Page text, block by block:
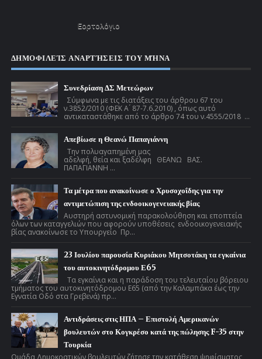
Εορτολόγιο
ΔΗΜΟΦΙΛΕΊΣ ΑΝΑΡΤΉΣΕΙΣ ΤΟΥ ΜΉΝΑ
Συνεδρίαση ΔΣ Μετεώρων
Σύμφωνα με τις διατάξεις του άρθρου 67 του
ν.3852/2010 (ΦΕΚ Α ́ 87-7.6.2010) , όπως αυτό
αντικαταστάθηκε από το άρθρο 74 του ν.4555/2018 ...
Απεβίωσε η Θεανώ Παπαγιάννη
Την πολυαγαπημένη μας
αδελφή, θεία και ξαδέλφη ΘΕΑΝΩ ΒΑΣ.
ΠΑΠΑΓΙΑΝΝΗ ...
Τα μέτρα που ανακοίνωσε ο Χρυσοχοΐδης για την
αντιμετώπιση της ενδοοικογενειακής βίας
Αυστηρή αστυνομική παρακολούθηση και εποπτεία
όλων των καταγγελιών που αφορούν υποθέσεις ενδοοικογενειακής
βίας ανακοίνωσε το Υπουργείο Πρ...
23 Ιουλίου παρουσία Κυριάκου Μητσοτάκη τα εγκαίνια
του αυτοκινητόδρομου Ε65
Τα εγκαίνια και η παράδοση του τελευταίου βόρειου
τμήματος του αυτοκινητόδρομου Ε65 (από την Καλαμπάκα έως την
Εγνατία Οδό στα Γρεβενά) πρ...
Αντιδράσεις στις ΗΠΑ – Επιστολή Αμερικανών
βουλευτών στο Κογκρέσο κατά της πώλησης F-35 στην
Τουρκία